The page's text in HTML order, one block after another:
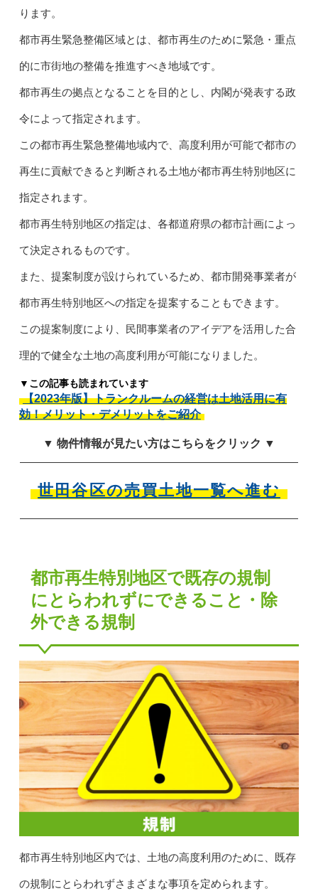
ります。
都市再生緊急整備区域とは、都市再生のために緊急・重点
的に市街地の整備を推進すべき地域です。
都市再生の拠点となることを目的とし、内閣が発表する政
令によって指定されます。
この都市再生緊急整備地域内で、高度利用が可能で都市の
再生に貢献できると判断される土地が都市再生特別地区に
指定されます。
都市再生特別地区の指定は、各都道府県の都市計画によっ
て決定されるものです。
また、提案制度が設けられているため、都市開発事業者が
都市再生特別地区への指定を提案することもできます。
この提案制度により、民間事業者のアイデアを活用した合
理的で健全な土地の高度利用が可能になりました。
▼この記事も読まれています
【2023年版】トランクルームの経営は土地活用に有
効！メリット・デメリットをご紹介
▼ 物件情報が見たい方はこちらをクリック ▼
世田谷区の売買土地一覧へ進む
都市再生特別地区で既存の規制
にとらわれずにできること・除
外できる規制
都市再生特別地区内では、土地の高度利用のために、既存
の規制にとらわれずさまざまな事項を定められます。